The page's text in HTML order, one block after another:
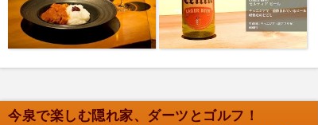
今泉で楽しむ隠れ家、ダーツとゴルフ！